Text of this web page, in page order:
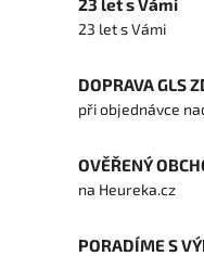
23 let s Vámi
23 let s Vámi
DOPRAVA GLS
při objednávce
OVĚŘENÝ
na Heureka.cz
PORADÍME S